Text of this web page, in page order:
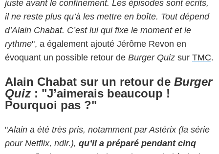
juste avant le confinement. Les épisodes sont écrits,
il ne reste plus qu’à les mettre en boîte. Tout dépend
d’Alain Chabat. C’est lui qui fixe le moment et le
rythme", a également ajouté Jérôme Revon en
évoquant un possible retour de Burger Quiz sur TMC.
Alain Chabat sur un retour de Burger
Quiz : "J’aimerais beaucoup !
Pourquoi pas ?"
"Alain a été très pris, notamment par Astérix (la série
pour Netflix, ndlr.), qu’il a préparé pendant cinq